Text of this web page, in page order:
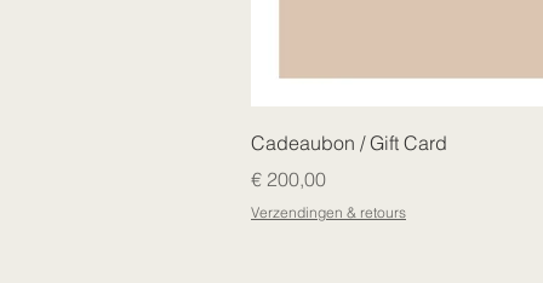
Cadeaubon / Gift Card
Prijs
€ 200,00
Verzendingen & retours